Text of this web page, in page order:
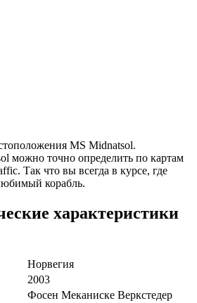
MS Midnatsol.
можно точно определить по картам
Так что вы всегда в курсе, где
корабль.
характеристики
Норвегия
2003
Фосен Меканиске Веркстедер